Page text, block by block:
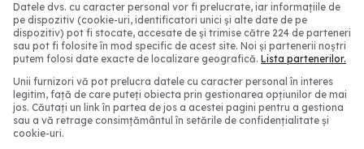
Datele dvs. cu caracter personal vor fi prelucrate, iar informațiile de
pe dispozitiv (cookie-uri, identificatori unici și alte date de pe
dispozitiv) pot fi stocate, accesate de și trimise către 224 de parteneri
sau pot fi folosite în mod specific de acest site. Noi și partenerii noștri
putem folosi date exacte de localizare geografică. Lista partenerilor.
Unii furnizori vă pot prelucra datele cu caracter personal în interes
legitim, față de care puteți obiecta prin gestionarea opțiunilor de mai
jos. Căutați un link în partea de jos a acestei pagini pentru a gestiona
sau a vă retrage consimțământul în setările de confidențialitate și
cookie-uri.